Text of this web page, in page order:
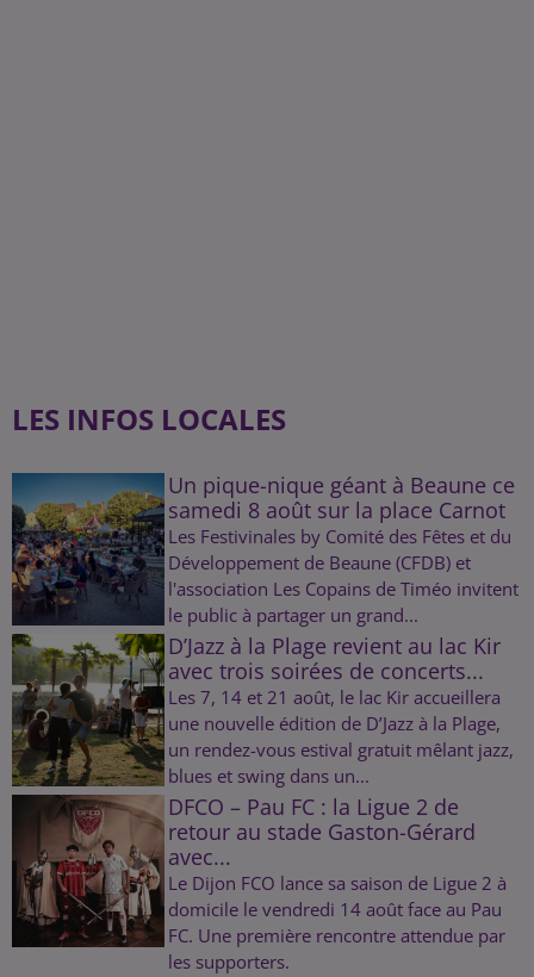
LES INFOS LOCALES
Un pique-nique géant à Beaune ce
samedi 8 août sur la place Carnot
Les Festivinales by Comité des Fêtes et du
Développement de Beaune (CFDB) et
l'association Les Copains de Timéo invitent
le public à partager un grand...
D’Jazz à la Plage revient au lac Kir
avec trois soirées de concerts...
Les 7, 14 et 21 août, le lac Kir accueillera
une nouvelle édition de D’Jazz à la Plage,
un rendez-vous estival gratuit mêlant jazz,
blues et swing dans un...
DFCO – Pau FC : la Ligue 2 de
retour au stade Gaston-Gérard
avec...
Le Dijon FCO lance sa saison de Ligue 2 à
domicile le vendredi 14 août face au Pau
FC. Une première rencontre attendue par
les supporters.